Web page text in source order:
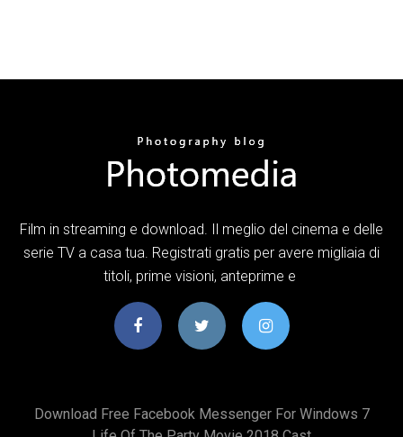
Film in streaming e download. Il meglio del cinema e delle
serie TV a casa tua. Registrati gratis per avere migliaia di
titoli, prime visioni, anteprime e
Download Free Facebook Messenger For Windows 7